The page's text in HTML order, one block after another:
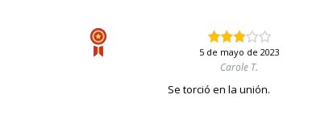
5 de mayo de 2023
Carole T.
Se torció en la unión.